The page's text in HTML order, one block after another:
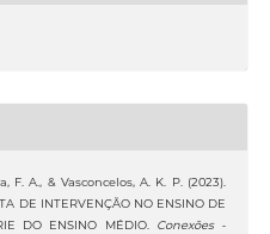
F. A., & Vasconcelos, A. K. P. (2023).
DE INTERVENÇÃO NO ENSINO DE
DO ENSINO MÉDIO.
Conexões -